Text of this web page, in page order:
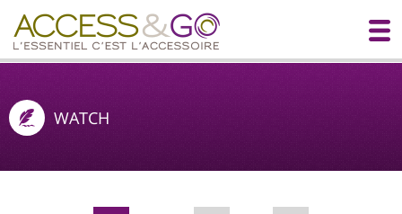
WATCH